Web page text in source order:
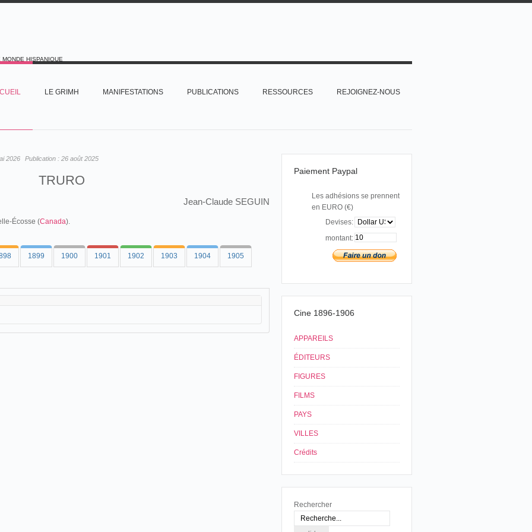
HISPANIQUE
LE GRIMH MANIFESTATIONS PUBLICATIONS RESSOURCES REJOIGNEZ-NOUS
2026 Publication : 26 août 2025
TRURO
Jean-Claude SEGUIN
Écosse (Canada).
1899 1900 1901 1902 1903 1904 1905
Paiement Paypal
Les adhésions se prennent
en EURO (€)
Devises:
montant:
Cine 1896-1906
APPAREILS
ÉDITEURS
FIGURES
FILMS
PAYS
VILLES
Crédits
Rechercher